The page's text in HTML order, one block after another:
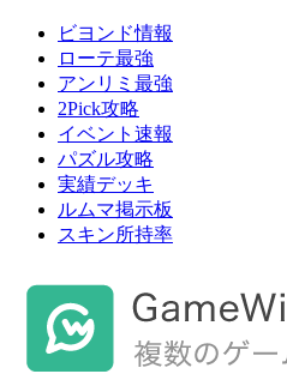
ビヨンド情報
ローテ最強
アンリミ最強
2Pick攻略
イベント速報
パズル攻略
実績デッキ
ルムマ掲示板
スキン所持率